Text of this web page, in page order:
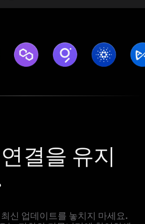
결을 유지
신 업데이트를 놓치지 마세요.